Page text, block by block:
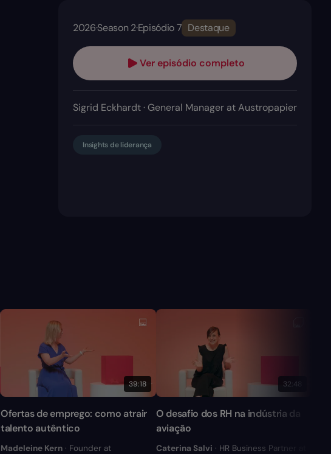
2026·Season 2·Episódio 7 Destaque
Ver episódio completo
Sigrid Eckhardt · General Manager at Austropapier
Insights de liderança
39:18
Ofertas de emprego: como atrair
talento autêntico
Madeleine Kern · Founder at
32:48
O desafio dos RH na indústria da
aviação
Caterina Salvi · HR Business Partner at